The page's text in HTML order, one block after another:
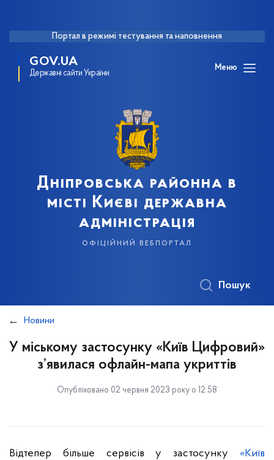
Портал в режимі тестування та наповнення
GOV.UA
Державні сайти України
Меню
Дніпровська районна в
місті Києві державна
адміністрація
офіційний вебпортал
Пошук
Новини
У міському застосунку «Київ Цифровий»
з’явилася офлайн-мапа укриттів
Опубліковано 02 червня 2023 року о 12:58
Відтепер більше сервісів у застосунку «Київ